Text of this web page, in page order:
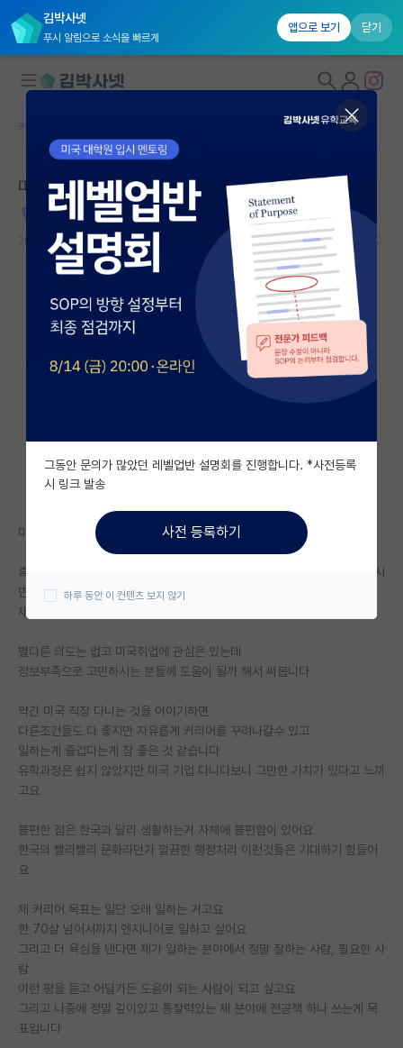
김박사넷
푸시 알림으로 소식을 빠르게
앱으로 보기 닫기
대학원생 모집
국내대학원 정보
연구실&오픈랩
커뮤니티
커뮤니티 홈
전체글보기
베스트 게시판
자유 게시판(아무개랩)
미국 유학 게시판
미국 대학원 합격 후기 게시판
대학원생 모집 게시판
연구실(PI) 홍보 게시판
석박사 채용 정보 게시판
학부 인턴 게시판
취업 게시판
PI 전용 게시판
특수/전문대학원 게시판
반도체/AI 게시판
장학금/장학생 게시판
학술 정보 게시판
커뮤니티 홈
미국 취업에 관심있는 분들도 여기 계신가요?
시끄러운 프랜시스 베이컨
2023.09.01 71 8408
미국에서 엔지니어로 일하는 한국인입니다
혹시 미국 취업, 유학, 직장생활 관련 궁금한거 있으신 분들은 댓글 달아주시
면
제가 아는한 답해 드리겠습니다
별다른 의도는 없고 미국취업에 관심은 있는데
정보부족으로 고민하시는 분들께 도움이 될까 해서 써봅니다
약간 미국 직장 다니는 것을 이야기하면
다른조건들도 다 좋지만 자유롭게 커리어를 꾸려나갈수 있고
일하는게 즐겁다는게 참 좋은 것 같습니다
유학과정은 쉽지 않았지만 미국 기업 다니다보니 그만한 가치가 있다고 느끼
고요
불편한 점은 한국과 달리 생활하는거 자체에 불편함이 있어요
한국의 빨리빨리 문화라던가 깔끔한 행정처리 이런것들은 기대하기 힘들어
요
제 커리어 목표는 일단 오래 일하는 거고요
한 70살 넘어서까지 엔지니어로 일하고 싶어요
그리고 더 욕심을 낸다면 제가 일하는 분야에서 정말 잘하는 사람, 필요한 사
람
이런 평을 듣고 어딜가든 도움이 되는 사람이 되고 싶고요
그리고 나중에 정말 깊이있고 통찰력있는 제 분야에 전공책 하나 쓰는게 목
표입니다
그동안 문의가 많았던 레벨업반 설명회를 진행합니다. *사전등록
시 링크 발송
사전 등록하기
하루 동안 이 컨텐츠 보지 않기